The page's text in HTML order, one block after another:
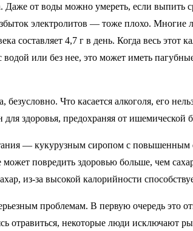
от воды можно умереть, если выпить
электролитов — тоже плохо.
составляет 4,7 г в день. Когда весь
или без нее, это может иметь
безусловно. Что касается алкоголя, его
здоровья, предохраняя от ишемической
— кукурузным сиропом с
повредить здоровью больше, чем
из-за высокой калорийности
проблемам. В первую очередь это
отравиться, некоторые люди исключают